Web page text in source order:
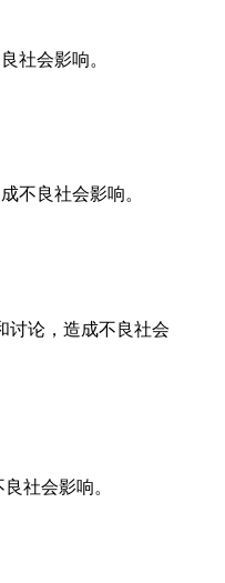
社会影响。
不良社会影响。
讨论，造成不良社会
社会影响。